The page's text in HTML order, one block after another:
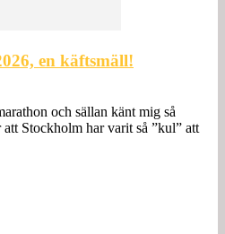
en käftsmäll!
och sällan känt mig så
Stockholm har varit så ”kul” att